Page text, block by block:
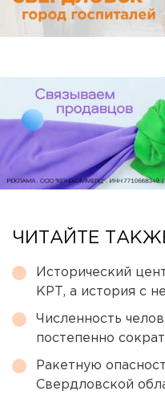
ЧИТАЙТЕ
Исторический
КРТ, а история с
Численность
постепенно
Ракетную
Свердловской